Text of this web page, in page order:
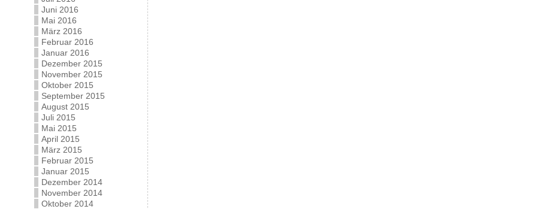
Juni 2016
Mai 2016
März 2016
Februar 2016
Januar 2016
Dezember 2015
November 2015
Oktober 2015
September 2015
August 2015
Juli 2015
Mai 2015
April 2015
März 2015
Februar 2015
Januar 2015
Dezember 2014
November 2014
Oktober 2014